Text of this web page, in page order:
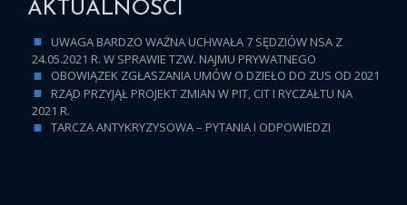
AKTUALNOŚCI
UWAGA BARDZO WAŻNA UCHWAŁA 7 SĘDZIÓW NSA Z
24.05.2021 R. W SPRAWIE TZW. NAJMU PRYWATNEGO
OBOWIĄZEK ZGŁASZANIA UMÓW O DZIEŁO DO ZUS OD 2021
RZĄD PRZYJĄŁ PROJEKT ZMIAN W PIT, CIT I RYCZAŁTU NA
2021 R.
TARCZA ANTYKRYZYSOWA – PYTANIA I ODPOWIEDZI